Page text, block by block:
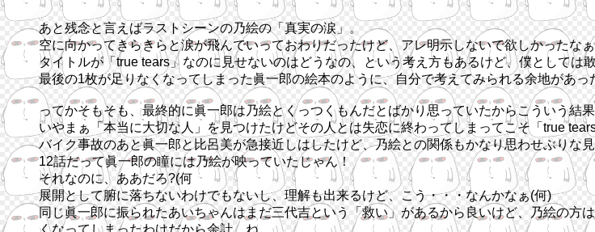
あと残念と言えばラストシーンの乃絵の「真実の涙」。
空に向かってきらきらと涙が飛んでいっておわりだったけど、アレ明示しないで欲しかったな
タイトルが「true tears」なのに見せないのはどうなの、という考え方もあるけど、僕としては
最後の1枚が足りなくなってしまった眞一郎の絵本のように、自分で考えてみられる余地があ
ってかそもそも、最終的に眞一郎は乃絵とくっつくもんだとばかり思っていたからこういう結
いやまぁ「本当に大切な人」を見つけたけどその人とは失恋に終わってしまってこそ「true
バイク事故のあと眞一郎と比呂美が急接近しはしたけど、乃絵との関係もかなり思わせぶりな
12話だって眞一郎の瞳には乃絵が映っていたじゃん！
それなのに、ああだろ?(何
展開として腑に落ちないわけでもないし、理解も出来るけど、こう・・・なんかなぁ(何)
同じ眞一郎に振られたあいちゃんはまだ三代吉という「救い」があるから良いけど、乃絵の
くなってしまったわけだから余計、ね。